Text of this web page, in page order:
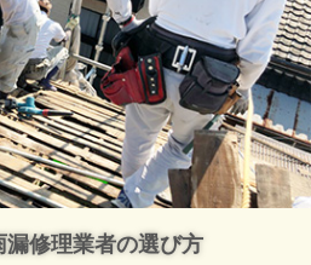
漏修理業者の選び方